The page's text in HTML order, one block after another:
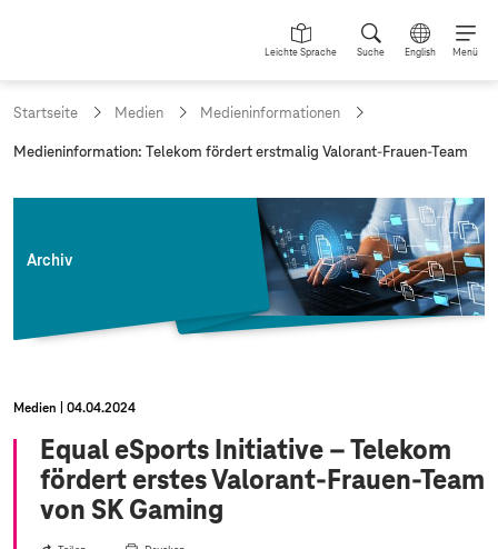
Leichte Sprache Suche English Menü
Startseite Medien Medieninformationen
a
:
Medieninformation: Telekom fördert erstmalig Valorant-Frauen-Team
Archiv
Medien 04.04.2024
Equal eSports Initiative – Telekom
fördert erstes Valorant-Frauen-Team
von SK Gaming